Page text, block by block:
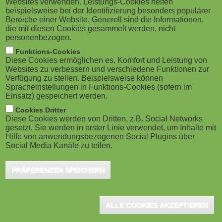
M
o
b
i
l
e
)
g
a
o
n
minütiges Format zur Dramaturgie von
Videoproduktionen an, in dem Tipps und Tricks für
das Storytelling im Mittelpunkt stehen.
Egal, ob Spielfilm oder Dokus: Filme brauchen Storys! Das
MultimediaLab wirft einen kurzen Blick darauf, wie man auch mit
Lehrvideos Geschichten erzählen kann und zielgenau Themen
und Personen einführt. Das Medium Film bietet viele
Möglichkeiten, Botschaften einprägsam und unterhaltsam zu
gestalten. Mit diesen Einsteiger:innen-Tipps wird aus einer Idee
Für die Teilnahme werden keine Vorkenntnisse vorausgesetzt.
Anmeldungen sind bis zum 11. Mai 2026 möglich.
Websites verwenden. Leistungs-Cookies helfen
beispielsweise bei der Identifizierung besonders populärer
Bereiche einer Website. Generell sind die Informationen,
die mit diesen Cookies gesammelt werden, nicht
personenbezogen.
Funktions-Cookies
Diese Cookies ermöglichen es, Komfort und Leistung von
Websites zu verbessern und verschiedene Funktionen zur
Verfügung zu stellen. Beispielsweise können
Spracheinstellungen in Funktions-Cookies (sofern im
Einsatz) gespeichert werden.
Cookies Dritter
Diese Cookies werden von Dritten, z.B. Social Networks
gesetzt. Sie werden in erster Linie verwendet, um Inhalte mit
Hilfe von anwendungsbezogenen Social Plugins über
Social Media Kanäle zu teilen.
PRÄFERENZEN SPEICHERN
ALLE COOKIES AKZEPTIEREN